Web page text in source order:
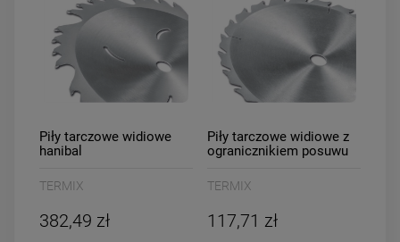
Piły tarczowe widiowe
hanibal
TERMIX
382,49 zł
Piły tarczowe widiowe z
ogranicznikiem posuwu
TERMIX
117,71 zł